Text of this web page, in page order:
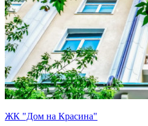
ЖК "Дом на Красина"